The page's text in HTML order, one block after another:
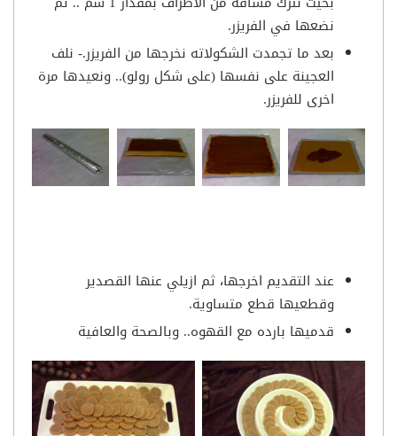
نضعها في الفريزر.
بعد ما تجمدت الشكولاته نخرجها من الفريزر.- نلف
العجينة على نفسها (على شكل رولو).. ونعيدها مرة
اخرى للفريزر.
عند التقديم اخرجها، ثم ازيلي عنها القصدير
وقطعيها قطع متساوية.
قدميها بارده مع القهوه.. وبالصحة والعافية